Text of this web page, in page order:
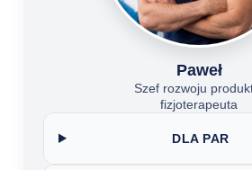
Paweł
Szef rozwoju
fizjoterapeuta
DLA PAR